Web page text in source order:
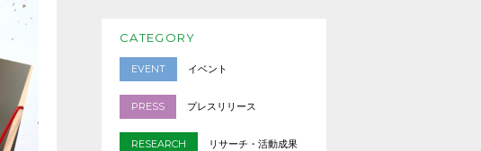
CATEGORY
EVENT イベント
PRESS プレスリリース
RESEARCH リサーチ・活動成果